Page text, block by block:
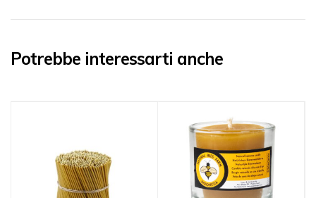
Potrebbe interessarti anche